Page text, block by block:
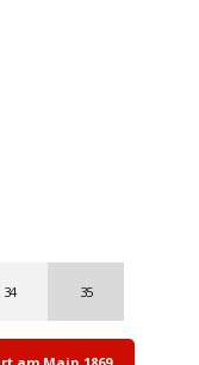
34 35